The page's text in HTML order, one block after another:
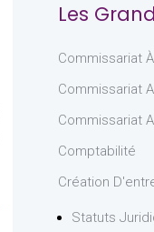
Les
Commissariat
Commissariat
Commissariat
Comptabilité
Création
Statuts